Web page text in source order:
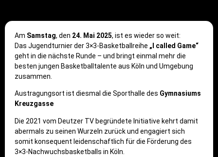
Am Samstag, den 24. Mai 2025, ist es wieder so weit:
Das Jugendturnier der 3×3-Basketballreihe „I called Game“
geht in die nächste Runde – und bringt einmal mehr die
besten jungen Basketballtalente aus Köln und Umgebung
zusammen.
Austragungsort ist diesmal die Sporthalle des Gymnasiums
Kreuzgasse
Die 2021 vom Deutzer TV begründete Initiative kehrt damit
abermals zu seinen Wurzeln zurück und engagiert sich
somit konsequent leidenschaftlich für die Förderung des
3×3-Nachwuchsbasketballs in Köln.